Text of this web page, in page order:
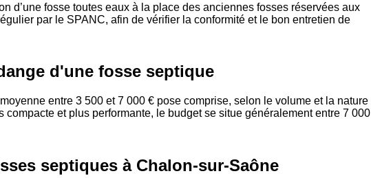
d’une fosse toutes eaux à la place des anciennes fosses réservées aux
par le SPANC, afin de vérifier la conformité et le bon entretien de
d'une fosse septique
entre 3 500 et 7 000 € pose comprise, selon le volume et la nature
compacte et plus performante, le budget se situe généralement entre 7 000
septiques à Chalon-sur-Saône